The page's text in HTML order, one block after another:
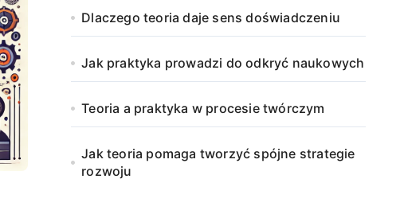
Dlaczego teoria daje sens doświadczeniu
Jak praktyka prowadzi do odkryć naukowych
Teoria a praktyka w procesie twórczym
Jak teoria pomaga tworzyć spójne strategie
rozwoju